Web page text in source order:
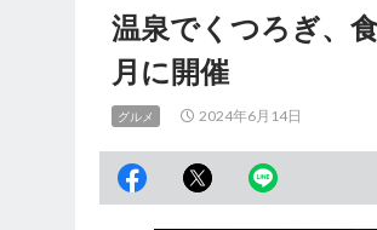
温泉でくつろぎ、
月に開催
グルメ 2024年6月14日